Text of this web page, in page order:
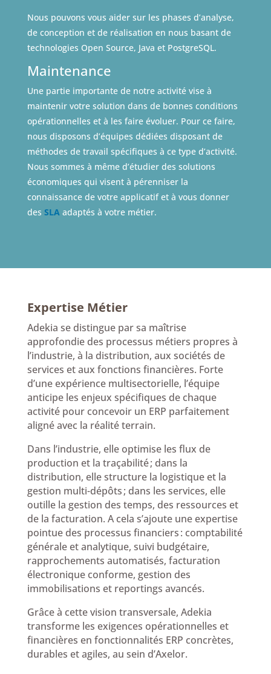
Nous pouvons vous aider sur les phases d’analyse,
de conception et de réalisation en nous basant de
technologies Open Source, Java et PostgreSQL.
Maintenance
Une partie importante de notre activité vise à
maintenir votre solution dans de bonnes conditions
opérationnelles et à les faire évoluer. Pour ce faire,
nous disposons d’équipes dédiées disposant de
méthodes de travail spécifiques à ce type d’activité.
Nous sommes à même d’étudier des solutions
économiques qui visent à pérenniser la
connaissance de votre applicatif et à vous donner
des SLA adaptés à votre métier.
Expertise Métier
Adekia se distingue par sa maîtrise
approfondie des processus métiers propres à
l’industrie, à la distribution, aux sociétés de
services et aux fonctions financières. Forte
d’une expérience multisectorielle, l’équipe
anticipe les enjeux spécifiques de chaque
activité pour concevoir un ERP parfaitement
aligné avec la réalité terrain.
Dans l’industrie, elle optimise les flux de
production et la traçabilité ; dans la
distribution, elle structure la logistique et la
gestion multi-dépôts ; dans les services, elle
outille la gestion des temps, des ressources et
de la facturation. A cela s’ajoute une expertise
pointue des processus financiers : comptabilité
générale et analytique, suivi budgétaire,
rapprochements automatisés, facturation
électronique conforme, gestion des
immobilisations et reportings avancés.
Grâce à cette vision transversale, Adekia
transforme les exigences opérationnelles et
financières en fonctionnalités ERP concrètes,
durables et agiles, au sein d’Axelor.